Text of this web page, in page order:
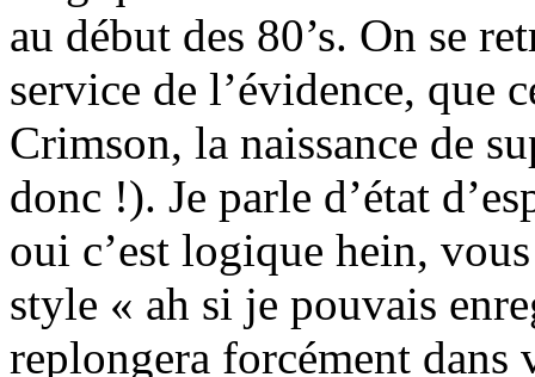
au début des 80’s. On se
service de l’évidence, que
Crimson, la naissance de
donc !). Je parle d’état
oui c’est logique hein,
style « ah si je pouvais
replongera forcément dans